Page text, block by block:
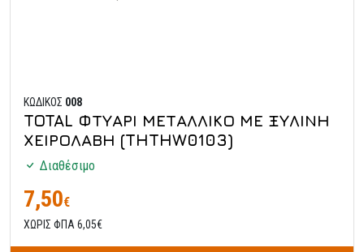
ΚΩΔΙΚΟΣ 008
TOTAL ΦΤΥΑΡΙ ΜΕΤΑΛΛΙΚΟ ΜΕ ΞΥΛΙΝΗ
ΧΕΙΡΟΛΑΒΗ (THTHW0103)
Διαθέσιμο
7,50€
ΧΩΡΙΣ ΦΠΑ 6,05€